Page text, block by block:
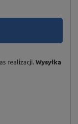
realizacji Wysyłka